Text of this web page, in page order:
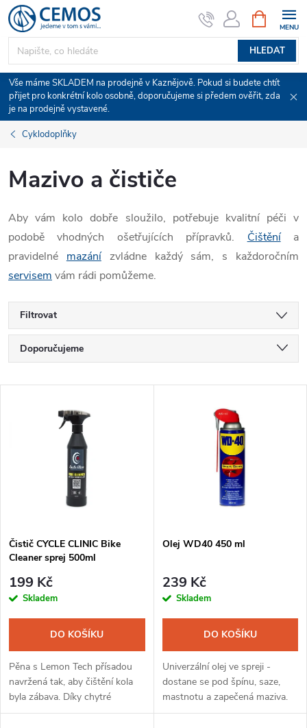
Přejít
na
obsah
HLEDAT
NÁKUPNÍ
KOŠÍK
Vše máme SKLADEM na prodejně v Kaznějově. Pokud si budete chtít
přijet pro konkrétní kolo osobně, doporučujeme si předem ověřit, zda
je na prodejně vystavené.
Cyklodoplňky
Mazivo a čističe
Aby vám kolo dobře sloužilo, potřebuje kvalitní péči v
podobě vhodných ošetřujících přípravků. Čištěnía
pravidelné mazánízvládne každý sám, s každoročním
servisem vám rádi pomůžeme.
Filtrovat
Ř
a
p
r
o
d
u
Doporučujeme
Nejprodávanější
s
p
r
d
u
Čistič CYCLE CLINIC Bike
Cleaner sprej 500ml
199 Kč
Skladem
DO KOŠÍKU
Pěna s Lemon Tech přísadou
navržená tak, aby čištění kola
byla zábava. Díky chytré
trysce "Spray & Foam" si lze
Olej WD40 450 ml
239 Kč
Skladem
DO KOŠÍKU
Univerzální olej ve spreji -
dostane se pod špínu, saze,
mastnotu a zapečená maziva.
Pokryje povrch i jeho